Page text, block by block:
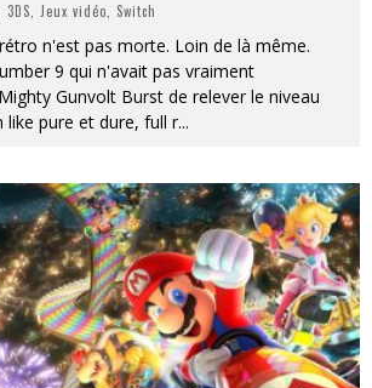
3DS, Jeux vidéo, Switch
n'est pas morte. Loin de là même.
9 qui n'avait pas vraiment
Gunvolt Burst de relever le niveau
like pure et dure, full r...